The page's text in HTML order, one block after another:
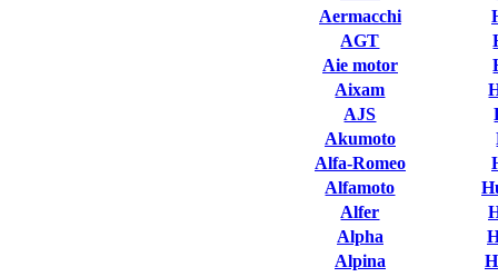
Aermacchi
AGT
Aie motor
Aixam
AJS
Akumoto
Alfa-Romeo
Alfamoto
Alfer
Alpha
Alpina